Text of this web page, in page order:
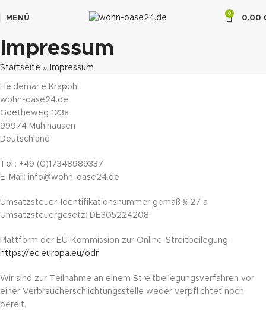
MENÜ
0
0,00
Impressum
Startseite » Impressum
Heidemarie Krapohl
wohn-oase24.de
Goetheweg 123a
99974 Mühlhausen
Deutschland
Tel.: +49 (0)17348989337
E-Mail: info@wohn-oase24.de
Umsatzsteuer-Identifikationsnummer gemäß § 27 a
Umsatzsteuergesetz: DE305224208
Plattform der EU-Kommission zur Online-Streitbeilegung:
https://ec.europa.eu/odr
Wir sind zur Teilnahme an einem Streitbeilegungsverfahren vor
einer Verbraucherschlichtungsstelle weder verpflichtet noch
bereit.